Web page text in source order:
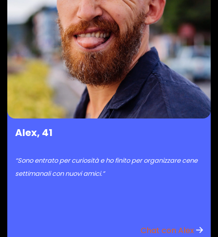
Alex, 41
“Sono entrato per curiosità e ho finito per organizzare cene
settimanali con nuovi amici.”
Chat con Alex